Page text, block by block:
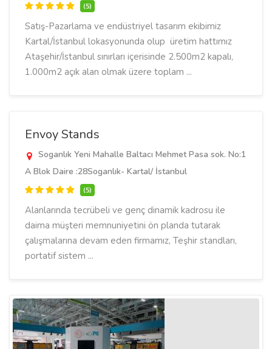
(5)
Satış-Pazarlama ve endüstriyel tasarım ekibimiz
Kartal/İstanbul lokasyonunda olup üretim hattımız
Ataşehir/İstanbul sınırları içerisinde 2.500m2 kapalı,
1.000m2 açık alan olmak üzere toplam ...
Envoy Stands
Soganlık Yeni Mahalle Baltacı Mehmet Pasa sok. No:1
A Blok Daire :28Soganlık- Kartal/ İstanbul
(5)
Alanlarında tecrübeli ve genç dinamik kadrosu ile
daima müşteri memnuniyetini ön planda tutarak
çalışmalarına devam eden firmamız, Teşhir standları,
portatif sistem ...